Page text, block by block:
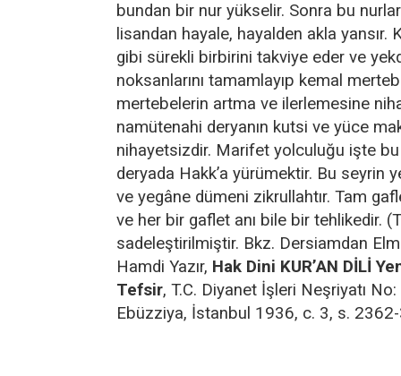
bundan bir nur yükselir. Sonra bu
lisandan hayale, hayalden akla yansır.
gibi sürekli birbirini takviye eder ve
noksanlarını tamamlayıp kemal
mertebelerin artma ve ilerlemesine
namütenahi deryanın kutsi ve yüce
nihayetsizdir. Marifet yolculuğu işte
deryada Hakk’a yürümektir. Bu seyrin
ve yegâne dümeni zikrullahtır. Tam
ve her bir gaflet anı bile bir tehlikedir.
sadeleştirilmiştir. Bkz. Dersiamdan
Hamdi Yazır, Hak Dini KUR’AN DİLİ
Tefsir, T.C. Diyanet İşleri Neşriyatı
Ebüzziya, İstanbul 1936, c. 3, s.